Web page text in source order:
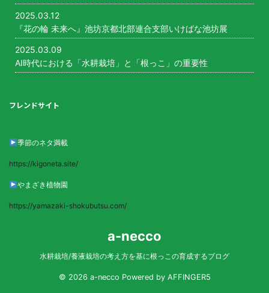
2025.03.12
『花の輪 未来へ』池坊京都北部連合支部いけばな池坊展
2025.03.09
AI時代における「水耕栽培」と「根っこ」の重要性
フレンドサイト
季節のネタ満載
https://kigoneta.site/
やまざき植物園
https://yamazaki-shokubutsu.com/
a-necco
水耕栽培/養液栽培の考え方を基に根っこの育成するブログ
© 2026 a-necco Powered by AFFINGER5